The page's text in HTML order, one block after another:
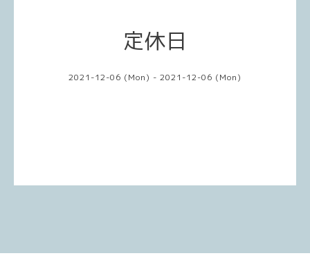
定休日
2021-12-06 (Mon) - 2021-12-06 (Mon)